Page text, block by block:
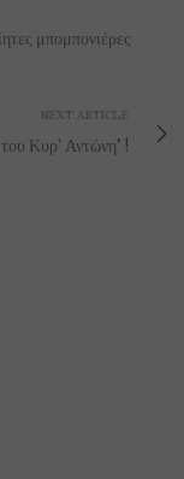
μπομπονιέρες
NEXT ARTICLE
Κυρ' Αντώνη" !